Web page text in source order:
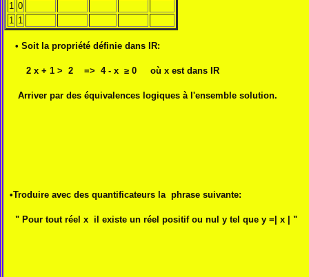
1 0
1 1
• Soit la propriété définie dans IR:
2 x + 1 > 2 => 4 - x ≥ 0 où x est dans IR
Arriver par des équivalences logiques à l'ensemble solution.
•Troduire avec des quantificateurs la phrase suivante:
" Pour tout réel x il existe un réel positif ou nul y tel que y =| x | "